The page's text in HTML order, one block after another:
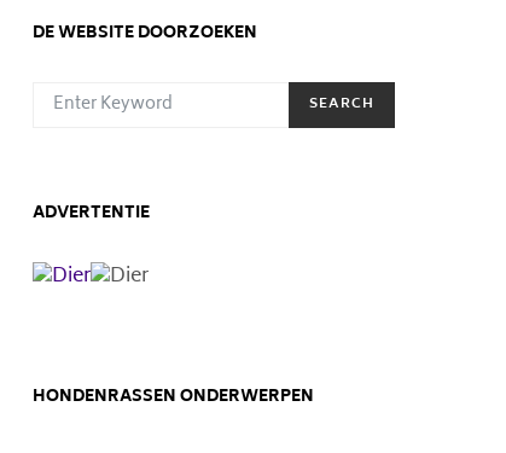
DE WEBSITE DOORZOEKEN
SEARCH FOR:
SEARCH
ADVERTENTIE
HONDENRASSEN ONDERWERPEN